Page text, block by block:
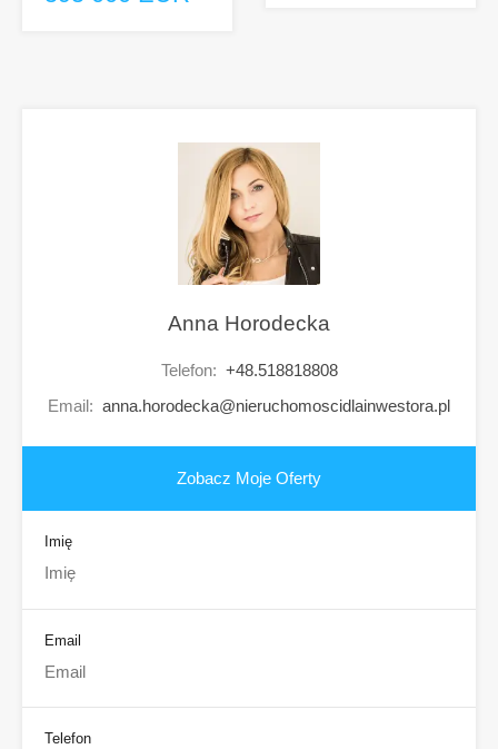
Anna Horodecka
Telefon: +48.518818808
Email: anna.horodecka@nieruchomoscidlainwestora.pl
Zobacz Moje Oferty
Imię
Email
Telefon